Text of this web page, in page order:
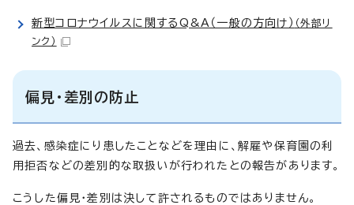
新型コロナウイルスに関するQ&A（一般の方向け） （外部リ
ンク）
偏見・差別の防止
過去、感染症にり患したことなどを理由に、解雇や保育園の利
用拒否などの差別的な取扱いが行われたとの報告があります。
こうした偏見・差別は決して許されるものではありません。